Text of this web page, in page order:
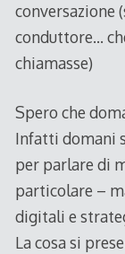
conversazione
conduttore…
chiamasse)
Spero che
Infatti domani
per parlare di
particolare –
digitali e
La cosa si